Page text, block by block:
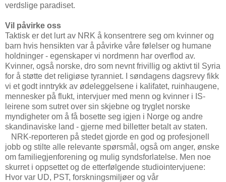
verdslige paradiset.
Vil påvirke oss
Taktisk er det lurt av NRK å konsentrere seg om kvinner og
barn hvis hensikten var å påvirke våre følelser og humane
holdninger - egenskaper vi nordmenn har overflod av.
Kvinner, også norske, dro som nevnt frivillig og aktivt til Syria
for å støtte det religiøse tyranniet. I søndagens dagsrevy fikk
vi et godt inntrykk av ødeleggelsene i kalifatet, ruinhaugene,
mennesker på flukt, intervjuer med menn og kvinner i IS-
leirene som sutret over sin skjebne og tryglet norske
myndigheter om å få bosette seg igjen i Norge og andre
skandinaviske land - gjerne med billetter betalt av staten.
NRK-reporteren på stedet gjorde en god og profesjonell
jobb og stilte alle relevante spørsmål, også om anger, ønske
om familiegjenforening og mulig syndsforlatelse. Men noe
skurret i oppsettet og de etterfølgende studiointervjuene:
Hvor var UD, PST, forskningsmiljøer og vår